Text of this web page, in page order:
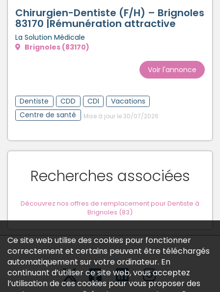
Chirurgien-Dentiste (F/H) – Brignoles
83170 |Rémunération attractive
La Solution Médicale
Brignoles (83170)
Voir l'annonce
Dentiste CDD CDI
Vacations
Centre de santé
Mise à jour le 30/07/2026
Recherches associées
Découvrez nos offres de remplacement pour Dentiste à
Brignoles (83)
Ce site web utilise des cookies pour fonctionner
correctement et certains peuvent être téléchargés
automatiquement sur votre ordinateur. En
continuant d’utiliser ce site web, vous acceptez
l’utilisation de ces cookies pour vous proposer des